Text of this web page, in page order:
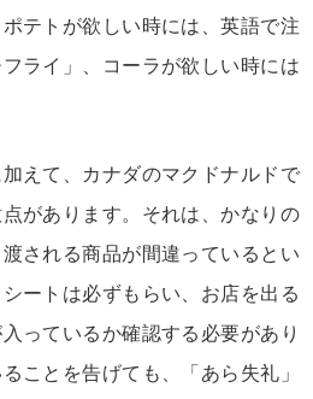
テトが欲しい時には、英語で注
ライ」、コーラが欲しい時には
えて、カナダのマクドナルドで
があります。それは、かなりの
される商品が間違っているとい
ートは必ずもらい、お店を出る
っているか確認する必要があり
ことを告げても、「あら失礼」